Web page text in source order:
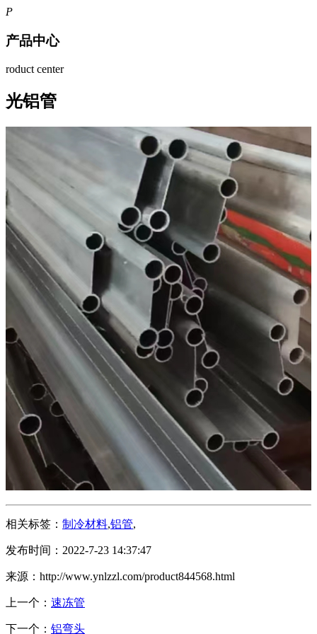
P
产品中心
roduct center
光铝管
相关标签： 制冷材料,铝管,
发布时间：2022-7-23 14:37:47
来源：http://www.ynlzzl.com/product844568.html
上一个： 速冻管
下一个： 铝弯头